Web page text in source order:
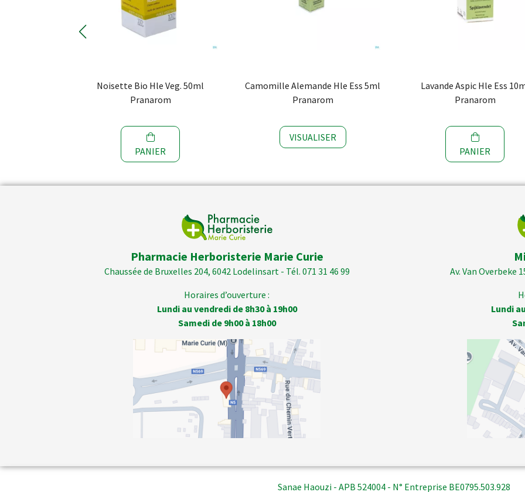
Noisette Bio Hle Veg. 50ml
Pranarom
PANIER
Camomille Alemande Hle Ess 5ml
Pranarom
VISUALISER
Lavande Aspic Hle Ess
Pranarom
PANIER
Pharmacie Herboristerie Marie Curie
Chaussée de Bruxelles 204, 6042 Lodelinsart - Tél. 071 31 46 99
Horaires d’ouverture :
Lundi au vendredi de 8h30 à 19h00
Samedi de 9h00 à 18h00
Av. Van Overbeke
Lundi
Sanae Haouzi - APB 524004 - N° Entreprise BE0795.503.928